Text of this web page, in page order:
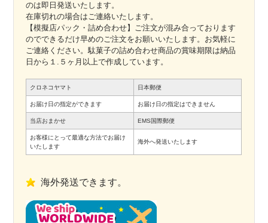
のは即日発送いたします。
在庫切れの場合はご連絡いたします。
【模擬店パック・詰め合わせ】ご注文が混み合っております
のでできるだけ早めのご注文をお願いいたします。お気軽に
ご連絡ください。駄菓子の詰め合わせ商品の賞味期限は納品
日から１.５ヶ月以上で作成しています。
クロネコヤマト 日本郵便
お届け日の指定ができます お届け日の指定はできません
当店おまかせ EMS国際郵便
お客様にとって最適な方法でお届け
いたします
海外へ発送いたします
海外発送できます。